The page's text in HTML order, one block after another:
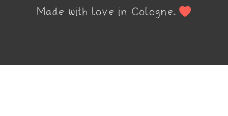
Made with love in Cologne.